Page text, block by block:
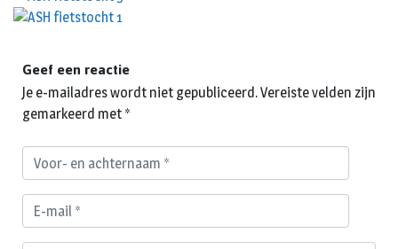
Geef een reactie
Je e-mailadres wordt niet gepubliceerd.Vereiste velden zijn
gemarkeerd met *